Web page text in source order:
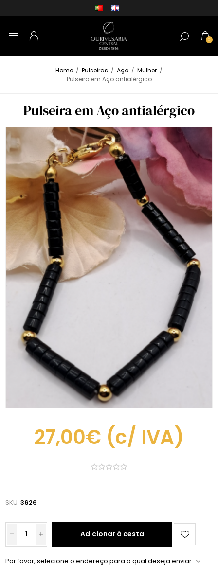
0
Home / Pulseiras / Aço / Mulher /
Pulseira em Aço antialérgico
Pulseira em Aço antialérgico
27,00€ (c/ IVA)
SKU: 3626
Adicionar à cesta
Por favor, selecione o endereço para o qual deseja enviar